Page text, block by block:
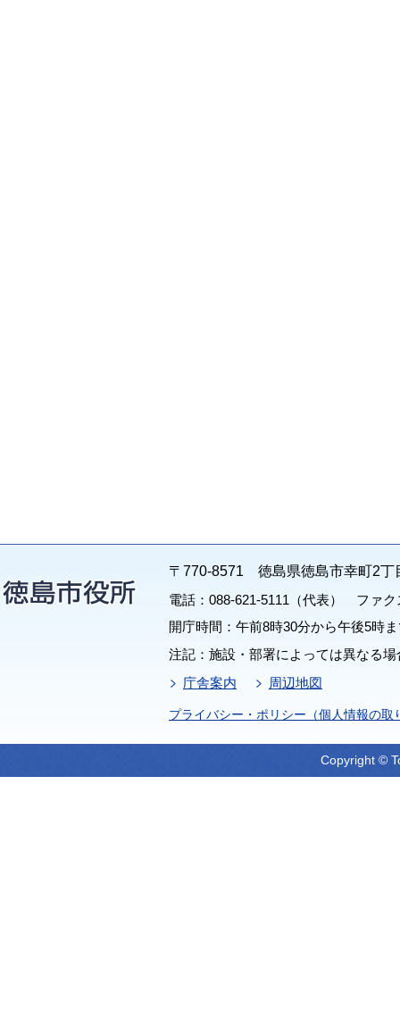
〒770-8571 徳島県徳島市幸町2丁
電話：088-621-5111（代表） ファク
開庁時間：午前8時30分から午後5時
注記：施設・部署によっては異なる
庁舎案内
周辺地図
プライバシー・ポリシー（個人情報の取
Copyright ©